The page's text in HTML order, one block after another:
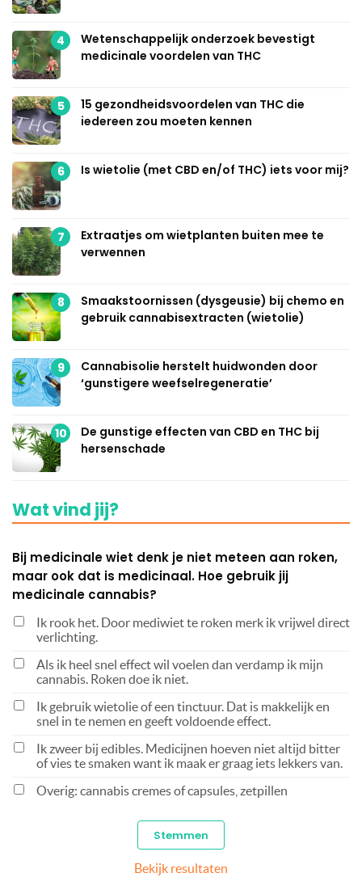
4
Wetenschappelijk onderzoek bevestigt
medicinale voordelen van THC
5
15 gezondheidsvoordelen van THC die
iedereen zou moeten kennen
6 Is wietolie (met CBD en/of THC) iets voor mij?
7
Extraatjes om wietplanten buiten mee te
verwennen
8
Smaakstoornissen (dysgeusie) bij chemo en
gebruik cannabisextracten (wietolie)
9
Cannabisolie herstelt huidwonden door
‘gunstigere weefselregeneratie’
10
De gunstige effecten van CBD en THC bij
hersenschade
Wat vind jij?
Bij medicinale wiet denk je niet meteen aan roken,
maar ook dat is medicinaal. Hoe gebruik jij
medicinale cannabis?
Ik rook het. Door mediwiet te roken merk ik vrijwel direct
verlichting.
Als ik heel snel effect wil voelen dan verdamp ik mijn
cannabis. Roken doe ik niet.
Ik gebruik wietolie of een tinctuur. Dat is makkelijk en
snel in te nemen en geeft voldoende effect.
Ik zweer bij edibles. Medicijnen hoeven niet altijd bitter
of vies te smaken want ik maak er graag iets lekkers van.
Overig: cannabis cremes of capsules, zetpillen
Bekijk resultaten